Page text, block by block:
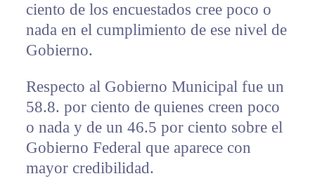
ciento de los encuestados cree poco o
nada en el cumplimiento de ese nivel de
Gobierno.
Respecto al Gobierno Municipal fue un
58.8. por ciento de quienes creen poco
o nada y de un 46.5 por ciento sobre el
Gobierno Federal que aparece con
mayor credibilidad.